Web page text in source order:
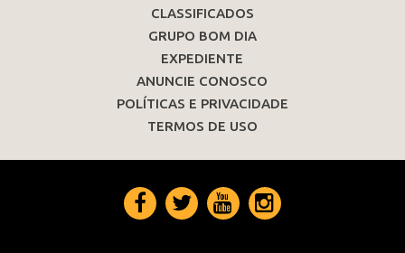
CLASSIFICADOS
GRUPO BOM DIA
EXPEDIENTE
ANUNCIE CONOSCO
POLÍTICAS E PRIVACIDADE
TERMOS DE USO